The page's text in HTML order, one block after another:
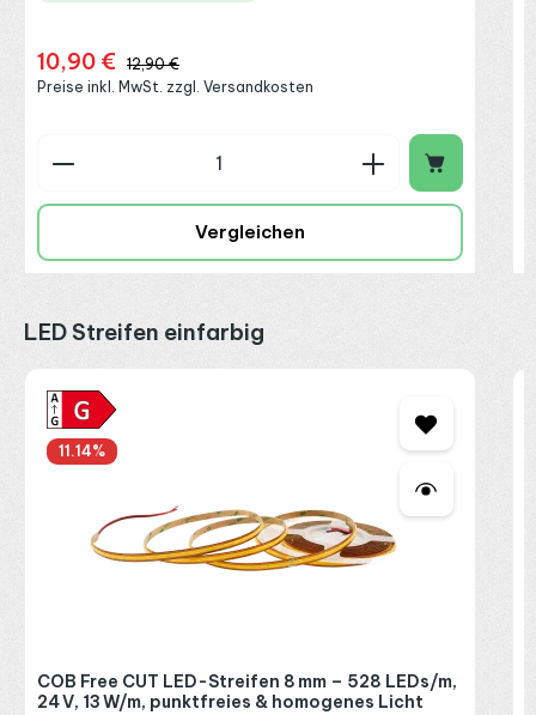
Verkaufspreis:
10,90 € Regulärer Preis:
12,90 €
Preise inkl. MwSt. zzgl. Versandkosten
Produkt Anzahl: Gib den gewünschten Wert
Vergleichen
Produktgalerie überspringen
LED Streifen einfarbig
11.14%
COB Free CUT LED-Streifen 8 mm – 528 LEDs/m,
24 V, 13 W/m, punktfreies & homogenes Licht